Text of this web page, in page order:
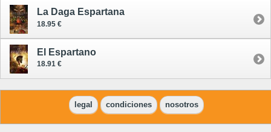
La Daga Espartana
18.95 €
El Espartano
18.91 €
legal condiciones nosotros